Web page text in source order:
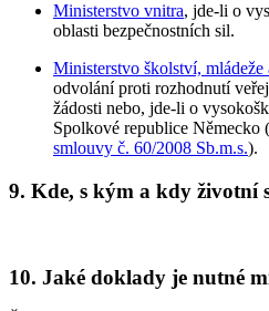
Ministerstvo vnitra, jde-li o
oblasti bezpečnostních sil.
Ministerstvo školství,
odvolání proti rozhodnutí
žádosti nebo, jde-li o
Spolkové republice Německo (
smlouvy č. 60/2008 Sb.m.s.).
9. Kde, s kým a kdy životní
10. Jaké doklady je nutné